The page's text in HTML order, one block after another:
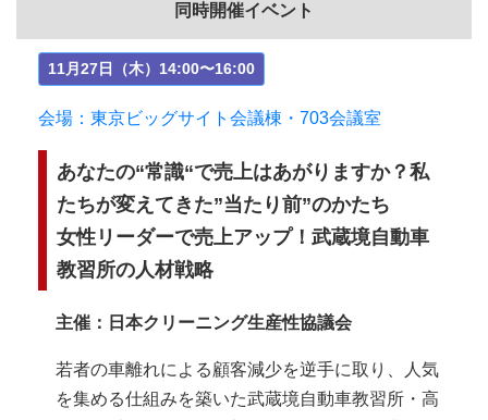
同時開催イベント
11月27日（木）14:00〜16:00
会場：東京ビッグサイト会議棟・703会議室
あなたの“常識“で売上はあがりますか？私
たちが変えてきた”当たり前”のかたち
女性リーダーで売上アップ！武蔵境自動車
教習所の人材戦略
主催：日本クリーニング生産性協議会
若者の車離れによる顧客減少を逆手に取り、人気
を集める仕組みを築いた武蔵境自動車教習所・高